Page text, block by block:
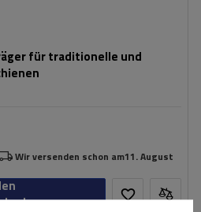
für traditionelle und
Wir versenden schon am11. August